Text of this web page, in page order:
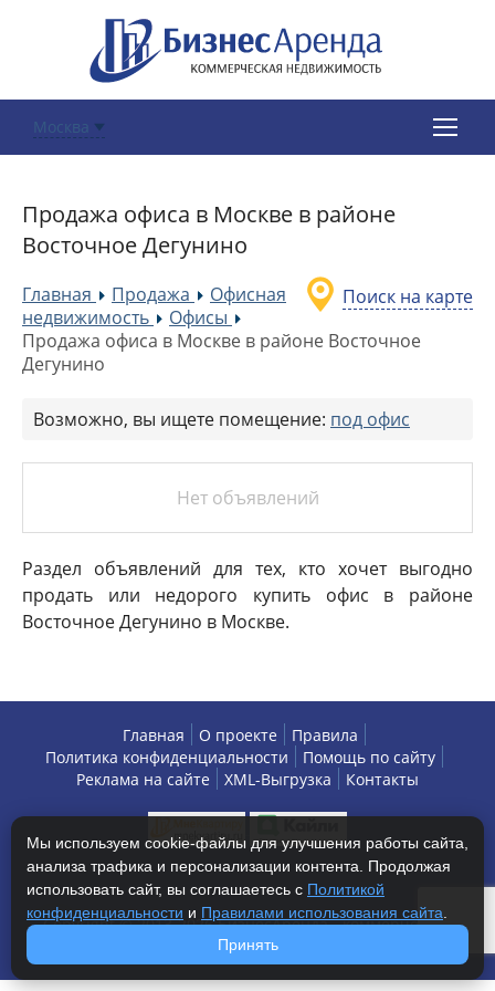
Москва
Продажа офиса в Москве в районе
Восточное Дегунино
Поиск на карте
Главная »Продажа »Офисная
недвижимость
»Офисы
Продажа офиса в Москве в районе Восточное
Дегунино
Возможно, вы ищете помещение: под офис
Нет объявлений
Раздел объявлений для тех, кто хочет выгодно
продать или недорого купить офис в районе
Восточное Дегунино в Москве.
Главная О проекте
Правила
Политика конфиденциальности
Помощь по сайту
Реклама на сайте
XML-Выгрузка Контакты
Copyright © 2013-2026 БизнесАренда - коммерческая
недвижимость, г. Москва. Все права защищены.
Мы используем cookie-файлы для улучшения работы сайта,
анализа трафика и персонализации контента. Продолжая
использовать сайт, вы соглашаетесь с Политикой
конфиденциальности и Правилами использования сайта
Принять